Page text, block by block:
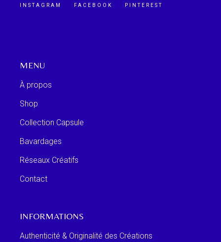
INSTAGRAM FACEBOOK PINTEREST
MENU
À propos
Shop
Collection Capsule
Bavardages
Réseaux Créatifs
Contact
INFORMATIONS
Authenticité & Originalité des Créations